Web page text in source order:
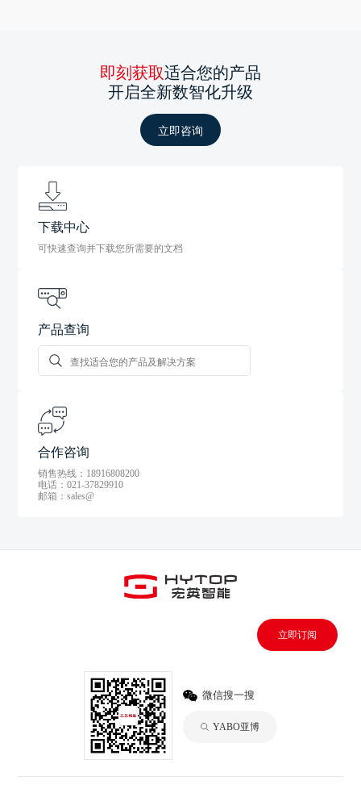
即刻获取适合您的产品
开启全新数智化升级
立即咨询
下载中心
可快速查询并下载您所需要的文档
产品查询
合作咨询
销售热线：18916808200
电话：021-37829910
邮箱：sales@
立即订阅
微信搜一搜
YABO亚博